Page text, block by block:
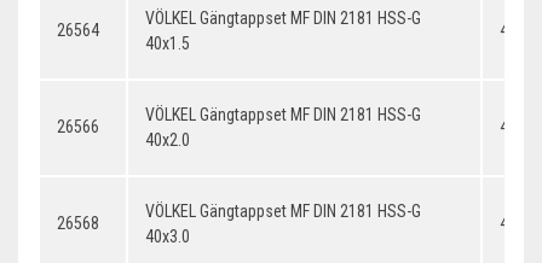
26564
VÖLKEL Gängtappset MF DIN 2181 HSS-G
40x1.5
26566
VÖLKEL Gängtappset MF DIN 2181 HSS-G
40x2.0
26568
VÖLKEL Gängtappset MF DIN 2181 HSS-G
40x3.0